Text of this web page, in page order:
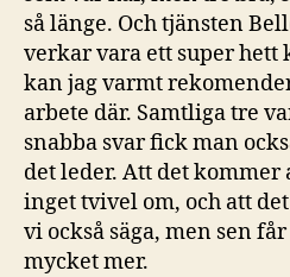
så länge. Och tjänsten
verkar vara ett super hett
kan jag varmt
arbete där. Samtliga tre
snabba svar fick man
det leder. Att det kommer
inget tvivel om, och att
vi också säga, men sen
mycket mer.